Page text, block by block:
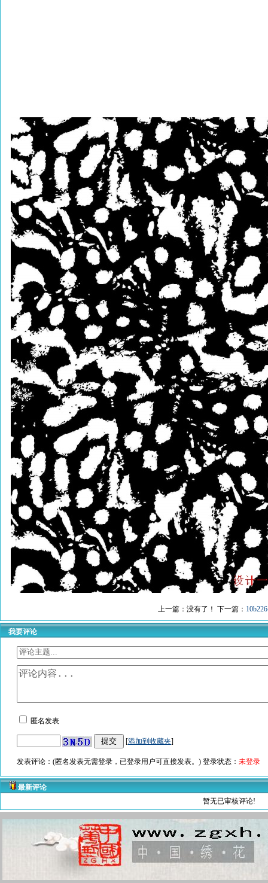
上一篇：没有了！ 下一篇：
我要评论
匿名发表
[添加到收藏夹]
发表评论：(匿名发表无需登录，已登录用户可直接发表。) 登录状态： 未登录
最新评论
暂无已审核评论!